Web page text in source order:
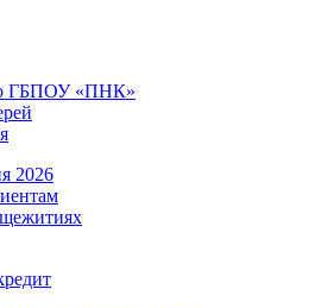
ГБПОУ «ПНК»
2026